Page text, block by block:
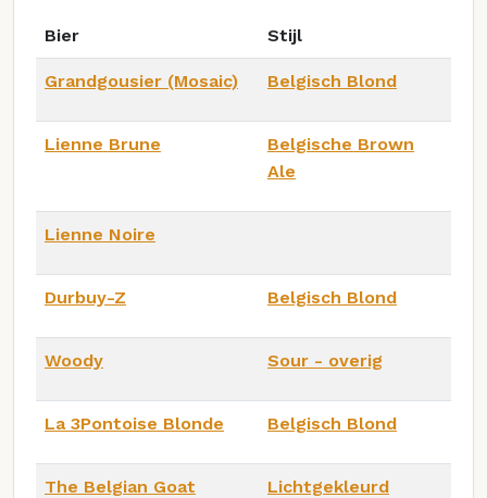
Bier Stijl
Grandgousier (Mosaic) Belgisch Blond
Lienne Brune
Belgische Brown
Ale
Lienne Noire
Durbuy-Z Belgisch Blond
Woody Sour - overig
La 3Pontoise Blonde Belgisch Blond
The Belgian Goat
Lichtgekleurd